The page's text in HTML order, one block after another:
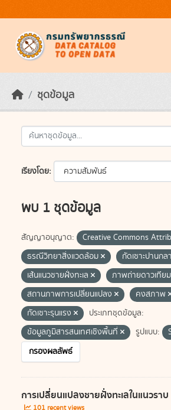
ชุดข้อมูล
เรียงโดย
พบ 1 ชุดข้อมูล
สัญญาอนุญาต: Creative Commons
ธรณีวิทยาสิ่งแวดล้อม
กัดเซาะปานกล
เส้นแนวชายฝั่งทะเล
ภาพถ่ายดาวเทียม
สถานภาพการเปลี่ยนแปลง
คงสภาพ
กัดเซาะรุนแรง
ประเภทชุดข้อมูล:
ข้อมูลภูมิสารสนเทศเชิงพื้นที่
รูปแบบ:
กรองผลลัพธ์
การเปลี่ยนแปลงชายฝั่งทะเลในแนวราบ
101 recent views